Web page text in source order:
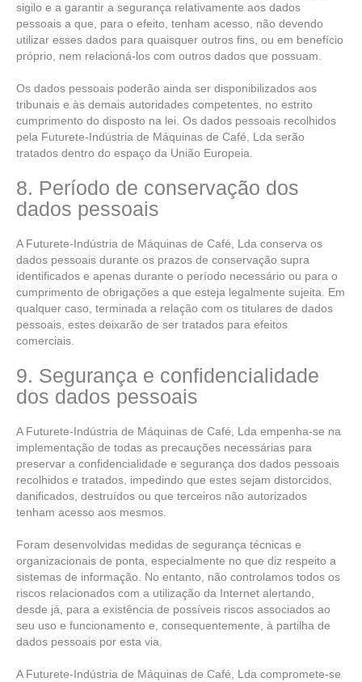
sigilo e a garantir a segurança relativamente aos dados
pessoais a que, para o efeito, tenham acesso, não devendo
utilizar esses dados para quaisquer outros fins, ou em benefício
próprio, nem relacioná-los com outros dados que possuam.
Os dados pessoais poderão ainda ser disponibilizados aos
tribunais e às demais autoridades competentes, no estrito
cumprimento do disposto na lei. Os dados pessoais recolhidos
pela Futurete-Indústria de Máquinas de Café, Lda serão
tratados dentro do espaço da União Europeia.
8. Período de conservação dos
dados pessoais
A Futurete-Indústria de Máquinas de Café, Lda conserva os
dados pessoais durante os prazos de conservação supra
identificados e apenas durante o período necessário ou para o
cumprimento de obrigações a que esteja legalmente sujeita. Em
qualquer caso, terminada a relação com os titulares de dados
pessoais, estes deixarão de ser tratados para efeitos
comerciais.
9. Segurança e confidencialidade
dos dados pessoais
A Futurete-Indústria de Máquinas de Café, Lda empenha-se na
implementação de todas as precauções necessárias para
preservar a confidencialidade e segurança dos dados pessoais
recolhidos e tratados, impedindo que estes sejam distorcidos,
danificados, destruídos ou que terceiros não autorizados
tenham acesso aos mesmos.
Foram desenvolvidas medidas de segurança técnicas e
organizacionais de ponta, especialmente no que diz respeito a
sistemas de informação. No entanto, não controlamos todos os
riscos relacionados com a utilização da Internet alertando,
desde já, para a existência de possíveis riscos associados ao
seu uso e funcionamento e, consequentemente, à partilha de
dados pessoais por esta via.
A Futurete-Indústria de Máquinas de Café, Lda compromete-se